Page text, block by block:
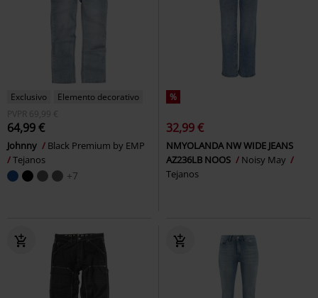
Exclusivo
Elemento decorativo
PVPR 69,99 €
64,99 €
Johnny
Black Premium by EMP
Tejanos
+7
%
32,99 €
NMYOLANDA NW WIDE JEANS
AZ236LB NOOS
Noisy May
Tejanos